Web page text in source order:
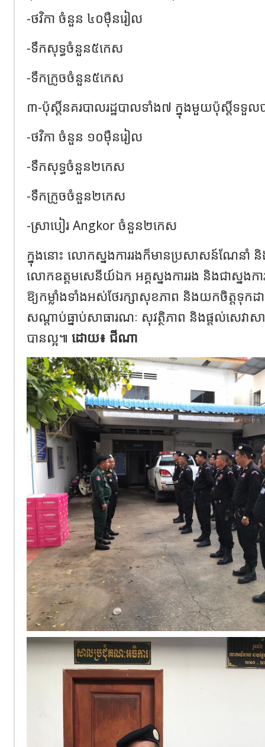
-ថវិកា ចំនួន ៤០ម៉ឺនរៀល
-ទឹកសុទ្ធចំនួន៥កេស
-ទឹកក្រូចចំនួន៥កេស
៣-ប៉ុស្តិ៍នគរបាលរដ្ឋបាលទាំង៧ ក្នុងមួយប៉ុស្តិ៍ទទួល
-ថវិកា ចំនួន ១០ម៉ឺនរៀល
-ទឹកសុទ្ធចំនួន២កេស
-ទឹកក្រូចចំនួន២កេស
-ស្រាបៀរ Angkor ចំនួន២កេស
ក្នុងនោះ លោកស្នងការរងក៏មានប្រសាសន៍ណែនាំ និង
លោកឧត្តមសេនីយ៍ឯក អគ្គស្នងការរង និងជាស្នងកា
ឱ្យកម្លាំងទាំងអស់ថែរក្សាសុខភាព និងយកចិត្តទុកដ
សណ្តាប់ធ្នាប់សាធារណៈ សុវត្ថិភាព និងផ្តល់សេវាស
បានល្អ៕ ដោយ៖ ជីណា